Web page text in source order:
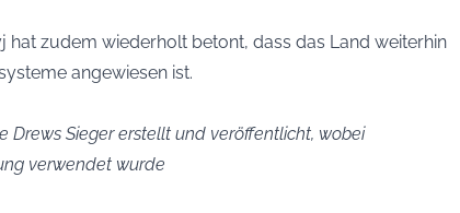
hat zudem wiederholt betont, dass das Land weiterhin
angewiesen ist.
Drews Sieger erstellt und veröffentlicht, wobei
verwendet wurde